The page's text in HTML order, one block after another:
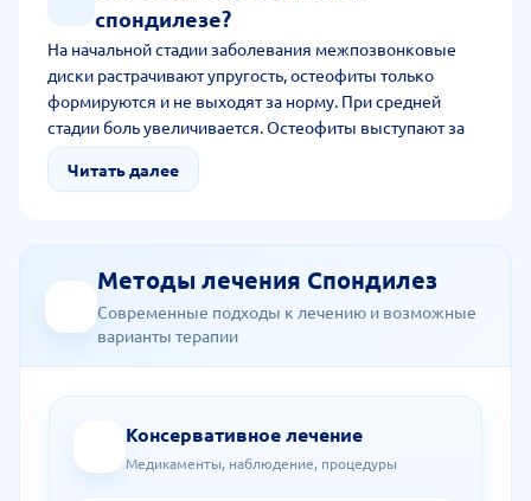
спондилезе?
На начальной стадии заболевания межпозвонковые
диски растрачивают упругость, остеофиты только
формируются и не выходят за норму. При средней
стадии боль увеличивается. Остеофиты выступают за
позвонки. На поздней стадии развития патологии
остеофиты разрастаются. Позвонки сращиваются.
Читать далее
Методы лечения Спондилез
Современные подходы к лечению и возможные
варианты терапии
Консервативное лечение
Медикаменты, наблюдение, процедуры